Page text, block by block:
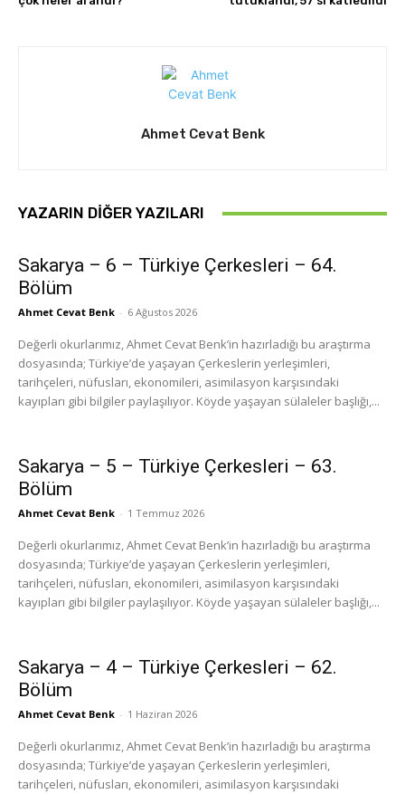
Ahmet Cevat Benk
YAZARIN DIĞER YAZILARI
Sakarya – 6 – Türkiye Çerkesleri – 64.
Bölüm
Ahmet Cevat Benk - 6 Ağustos 2026
Değerli okurlarımız, Ahmet Cevat Benk’in hazırladığı bu araştırma
dosyasında; Türkiye’de yaşayan Çerkeslerin yerleşimleri,
tarihçeleri, nüfusları, ekonomileri, asimilasyon karşısındaki
kayıpları gibi bilgiler paylaşılıyor. Köyde yaşayan sülaleler başlığı,...
Sakarya – 5 – Türkiye Çerkesleri – 63.
Bölüm
Ahmet Cevat Benk - 1 Temmuz 2026
Değerli okurlarımız, Ahmet Cevat Benk’in hazırladığı bu araştırma
dosyasında; Türkiye’de yaşayan Çerkeslerin yerleşimleri,
tarihçeleri, nüfusları, ekonomileri, asimilasyon karşısındaki
kayıpları gibi bilgiler paylaşılıyor. Köyde yaşayan sülaleler başlığı,...
Sakarya – 4 – Türkiye Çerkesleri – 62.
Bölüm
Ahmet Cevat Benk - 1 Haziran 2026
Değerli okurlarımız, Ahmet Cevat Benk’in hazırladığı bu araştırma
dosyasında; Türkiye’de yaşayan Çerkeslerin yerleşimleri,
tarihçeleri, nüfusları, ekonomileri, asimilasyon karşısındaki